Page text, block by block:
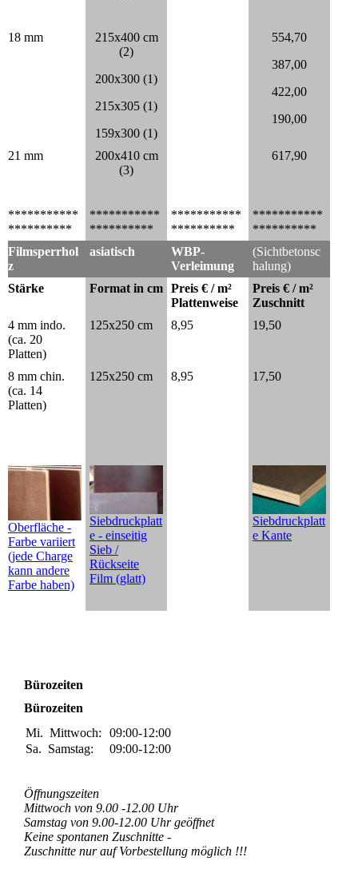
18 mm
215x400 cm
(2)
200x300 (1)
215x305 (1)
159x300 (1)
554,70
387,00
422,00
190,00
21 mm
200x410 cm
(3)
617,90
***********
**********
***********
**********
***********
**********
***********
**********
Filmsperrhol
z
asiatisch
WBP-
Verleimung
(Sichtbetonsc
halung)
Stärke
Format in cm Preis € / m²
Plattenweise
Preis € / m²
Zuschnitt
4 mm indo.
(ca. 20
Platten)
125x250 cm 8,95 19,50
8 mm chin.
(ca. 14
Platten)
125x250 cm 8,95 17,50
Oberfläche -
Farbe variiert
(jede Charge
kann andere
Farbe haben)
Siebdruckplatt
e - einseitig
Sieb /
Rückseite
Film (glatt)
Siebdruckplatt
e Kante
Bürozeiten
Bürozeiten
Mi. Mittwoch:
09:00-12:00
Sa. Samstag: 09:00-12:00
Öffnungszeiten
Mittwoch von 9.00 -12.00 Uhr
Samstag von 9.00-12.00 Uhr geöffnet
Keine spontanen Zuschnitte -
Zuschnitte nur auf Vorbestellung möglich !!!